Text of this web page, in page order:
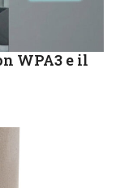
WPA3 e il